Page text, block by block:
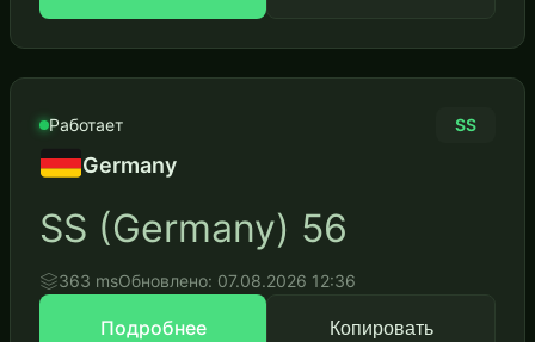
Работает SS
Germany
SS (Germany) 56
363 msОбновлено: 07.08.2026 12:36
Подробнее Копировать